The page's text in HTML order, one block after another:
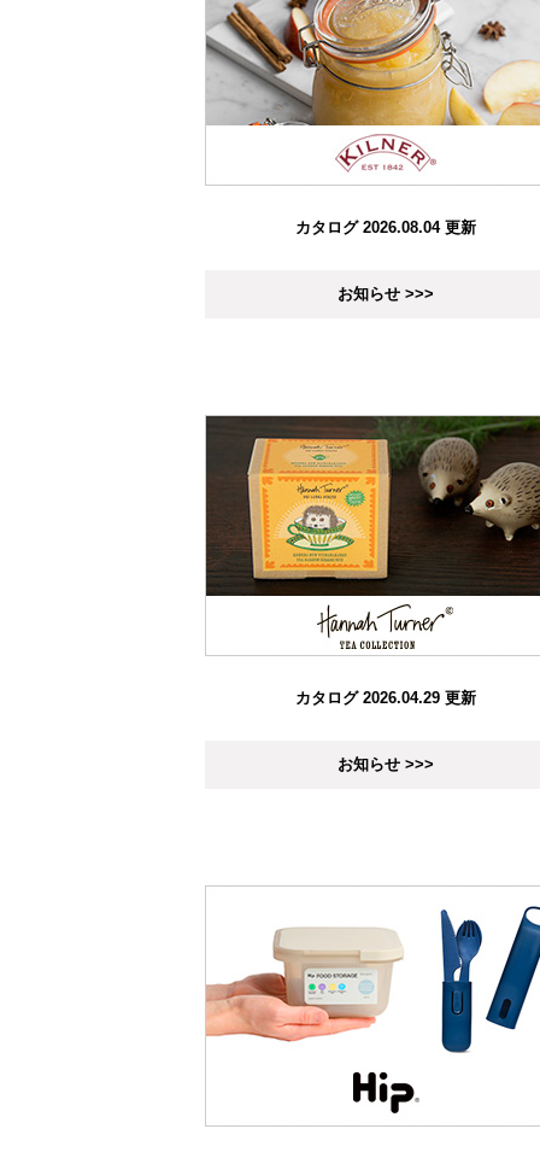
カタログ 2026.08.04 更新
お知らせ >>>
カタログ 2026.04.29 更新
お知らせ >>>